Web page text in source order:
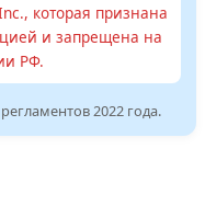
которая признана
и запрещена на
РФ.
2022 года.